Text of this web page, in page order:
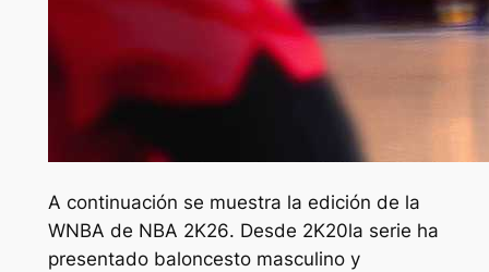
A continuación se muestra la edición de la
WNBA de NBA 2K26. Desde 2K20la serie ha
presentado baloncesto masculino y